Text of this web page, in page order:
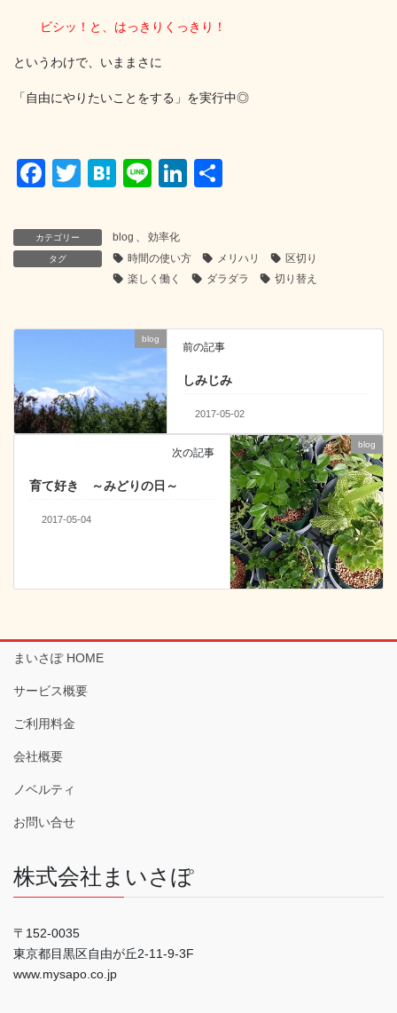
ビシッ！と、はっきりくっきり！
というわけで、いままさに
「自由にやりたいことをする」を実行中◎
F
c
e
T
tt
er
H
e
n
a
Li
e
Li
e
dI
カテゴリー blog 、 効率化
タグ 時間の使い方 メリハリ
区切り
楽しく働く
ダラダラ 切り替え
blog
前の記事
しみじみ
2017-05-02
blog
次の記事
育て好き ～みどりの日～
2017-05-04
まいさぽ HOME
サービス概要
ご利用料金
会社概要
ノベルティ
お問い合せ
株式会社まいさぽ
〒152-0035
東京都目黒区自由が丘2-11-9-3F
www.mysapo.co.jp